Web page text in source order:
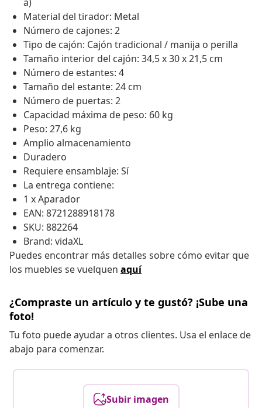
Material del tirador: Metal
Número de cajones: 2
Tipo de cajón: Cajón tradicional / manija o perilla
Tamaño interior del cajón: 34,5 x 30 x 21,5 cm
Número de estantes: 4
Tamaño del estante: 24 cm
Número de puertas: 2
Capacidad máxima de peso: 60 kg
Peso: 27,6 kg
Amplio almacenamiento
Duradero
Requiere ensamblaje: Sí
La entrega contiene:
1 x Aparador
EAN: 8721288918178
SKU: 882264
Brand: vidaXL
Puedes encontrar más detalles sobre cómo evitar que
los muebles se vuelquen aquí
¿Compraste un artículo y te gustó? ¡Sube una
foto!
Tu foto puede ayudar a otros clientes. Usa el enlace de
abajo para comenzar.
Subir imagen